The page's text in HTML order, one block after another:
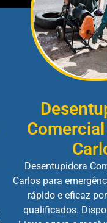
Desentupidora
Carlos para
rápido e eficaz
qualificados.